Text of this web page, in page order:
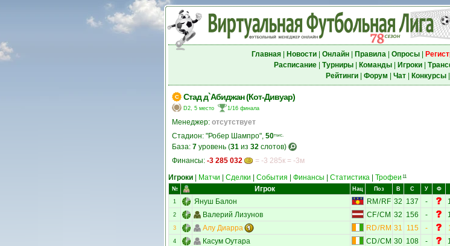
Главная| Новости| Онлайн| Правила| Опросы|
Расписание| Турниры| Команды| Игроки|
Рейтинги| Форум Чат| Конкурсы|
Стад д`Абиджан (Кот-Дивуар)
D2, 5 место 1/16 финала
Менеджер: отсутствует
Стадион: "Робер Шампро", 50тыс.
База: 7 уровень (31 из 32 слотов)
Финансы: -3 285 032 = -3 285к = -3м
Игроки Матчи Сделки События Финансы Статистика Трофеи 11
№ Игрок Нац Поз В С У Ф
1 Януш Балон RM / RF 32 137 -
2 Валерий Лизунов CF/CM 32 156 -
3 Алу Диарра RD/ RM 31 115 -
4 Касум Оутара CD/CM 30 108 -